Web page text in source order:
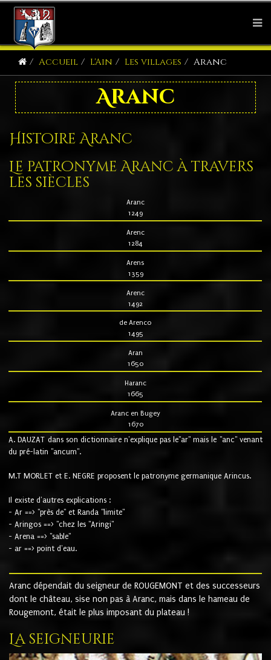
Accueil L'Ain Les villages Aranc
Aranc
Histoire Aranc
Le patronyme Aranc à travers
les siècles
Aranc
1249
Arenc
1284
Arens
1359
Arenc
1492
de Arenco
1495
Aran
1650
Haranc
1665
Aranc en Bugey
1670
A. DAUZAT dans son dictionnaire n'explique pas le"ar" mais le "anc" venant
du pré-latin "ancum".
M.T MORLET et E. NEGRE proposent le patronyme germanique Arincus.
Il existe d'autres explications :
- Ar ==> "près de" et Randa "limite"
- Aringos ==> "chez les "Aringi"
- Arena ==> "sable"
- ar ==> point d'eau.
Aranc dépendait du seigneur de ROUGEMONT et des successeurs
dont le château, sise non pas à Aranc, mais dans le hameau de
Rougemont, était le plus imposant du plateau !
La seigneurie